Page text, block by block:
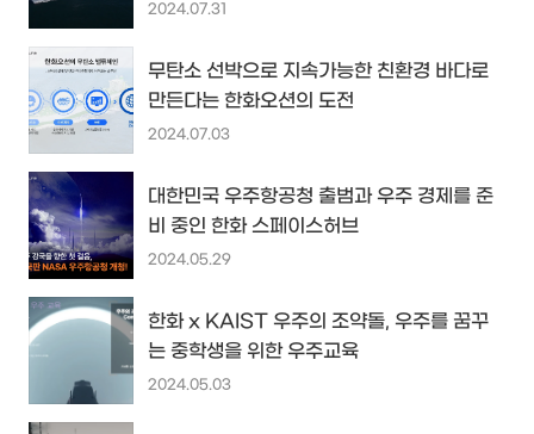
2024.07.31
무탄소 선박으로 지속가능한 친환경 바다로
만든다는 한화오션의 도전
2024.07.03
대한민국 우주항공청 출범과 우주 경제를 준
비 중인 한화 스페이스허브
2024.05.29
한화 x KAIST 우주의 조약돌, 우주를 꿈꾸
는 중학생을 위한 우주교육
2024.05.03